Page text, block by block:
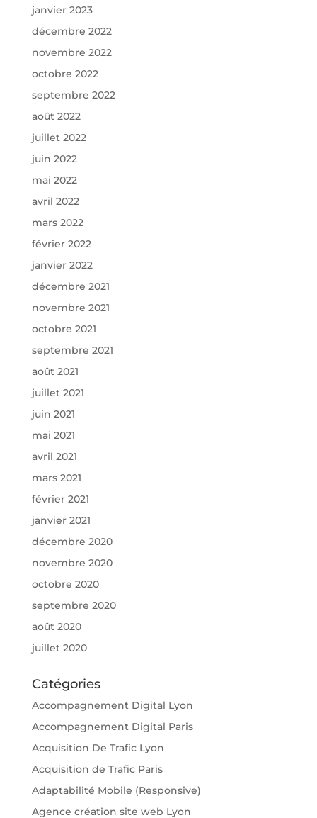
janvier 2023
décembre 2022
novembre 2022
octobre 2022
septembre 2022
août 2022
juillet 2022
juin 2022
mai 2022
avril 2022
mars 2022
février 2022
janvier 2022
décembre 2021
novembre 2021
octobre 2021
septembre 2021
août 2021
juillet 2021
juin 2021
mai 2021
avril 2021
mars 2021
février 2021
janvier 2021
décembre 2020
novembre 2020
octobre 2020
septembre 2020
août 2020
juillet 2020
Catégories
Accompagnement Digital Lyon
Accompagnement Digital Paris
Acquisition De Trafic Lyon
Acquisition de Trafic Paris
Adaptabilité Mobile (Responsive)
Agence création site web Lyon